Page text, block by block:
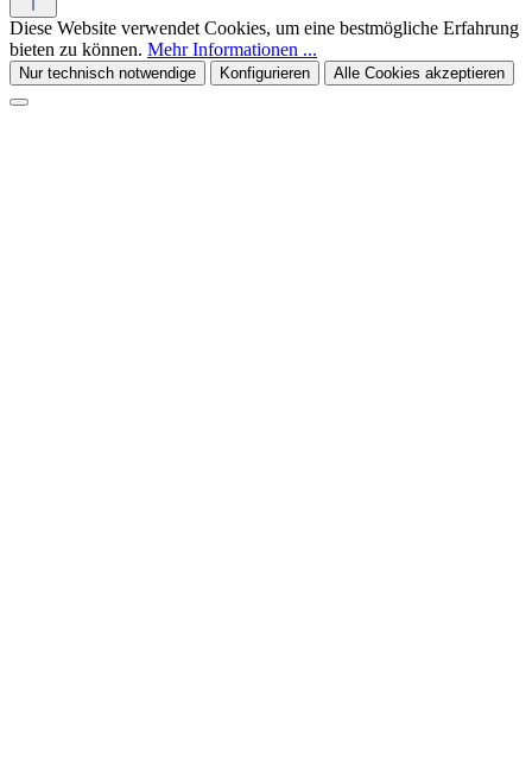
Diese Website verwendet Cookies, um eine bestmögliche Erfahrung
bieten zu können. Mehr Informationen ...
Nur technisch notwendige Konfigurieren Alle Cookies akzeptieren